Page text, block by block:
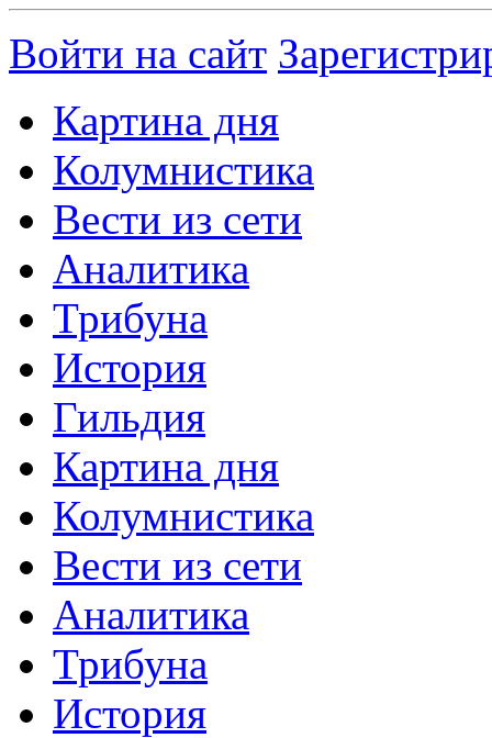
Войти на сайт
Картина дня
Колумнистика
Вести из сети
Аналитика
Трибуна
История
Гильдия
Картина дня
Колумнистика
Вести из сети
Аналитика
Трибуна
История